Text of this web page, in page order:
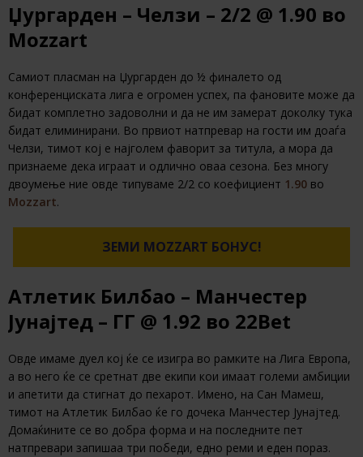
Џургарден – Челзи – 2/2 @ 1.90 во
Mozzart
Самиот пласман на Џургарден до ½ финалето од
конференциската лига е огромен успех, па фановите може да
бидат комплетно задоволни и да не им замерат доколку тука
бидат елиминирани. Во првиот натпревар на гости им доаѓа
Челзи, тимот кој е најголем фаворит за титула, а мора да
признаеме дека играат и одлично оваа сезона. Без многу
двоумење ние овде типуваме 2/2 со коефициент 1.90 во
Mozzart.
ЗЕМИ MOZZART БОНУС!
Атлетик Билбао – Манчестер
Јунајтед – ГГ @ 1.92 во 22Bet
Овде имаме дуел кој ќе се изигра во рамките на Лига Европа,
а во него ќе се сретнат две екипи кои имаат големи амбиции
и апетити да стигнат до пехарот. Имено, на Сан Мамеш,
тимот на Атлетик Билбао ќе го дочека Манчестер Јунајтед.
Домаќините се во добра форма и на последните пет
натпревари запишаа три победи, едно реми и еден пораз.